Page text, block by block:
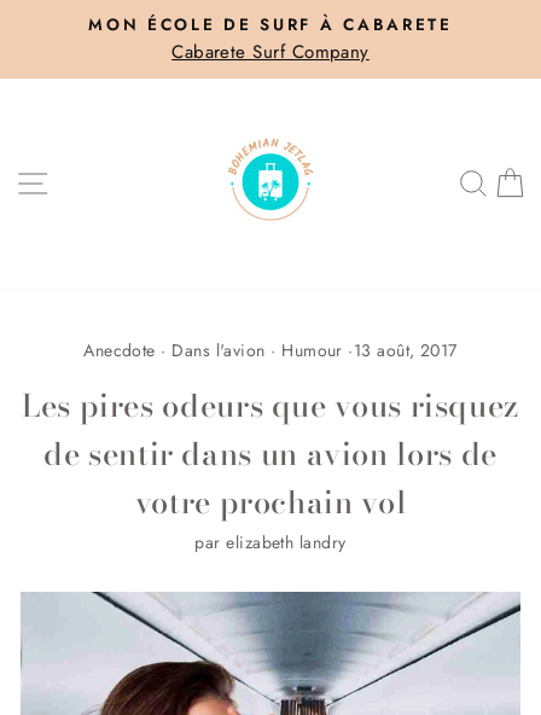
contenu
Diaporama
MON ÉCOLE DE SURF À CABARETE
Cabarete Surf Company
Anecdote · Dans l'avion · Humour ·13 août, 2017
Les pires odeurs que vous risquez
de sentir dans un avion lors de
votre prochain vol
par elizabeth landry